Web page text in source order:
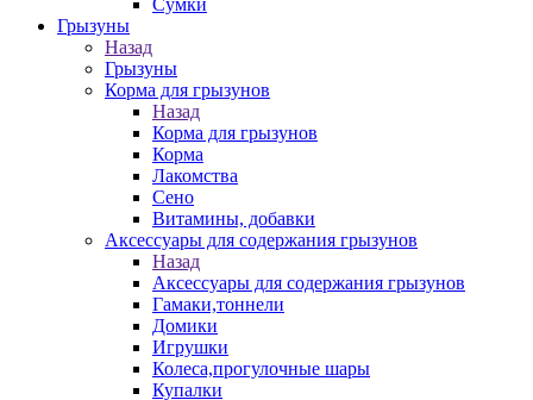
Сумки
Грызуны
Назад
Грызуны
Корма для грызунов
Назад
Корма для грызунов
Корма
Лакомства
Сено
Витамины, добавки
Аксессуары для содержания грызунов
Назад
Аксессуары для содержания грызунов
Гамаки,тоннели
Домики
Игрушки
Колеса,прогулочные шары
Купалки